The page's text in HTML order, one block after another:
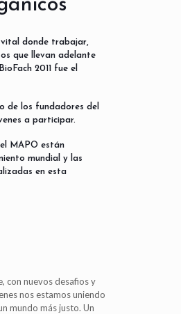
vital donde trabajar,
que llevan adelante
2011 fue el
de los fundadores del
a participar.
MAPO están
mundial y las
en esta
con nuevos desafios y
nos estamos uniendo
mundo más justo. Un